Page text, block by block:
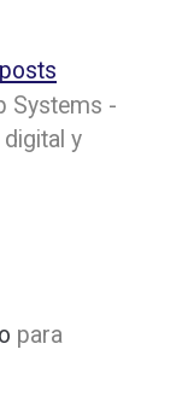
Systems -
digital y
para